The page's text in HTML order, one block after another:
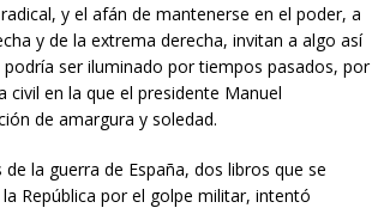
y el afán de mantenerse en el poder, a
y de la extrema derecha, invitan a algo así
ser iluminado por tiempos pasados, por
civil en la que el presidente Manuel
de amargura y soledad.
la guerra de España, dos libros que se
República por el golpe militar, intentó